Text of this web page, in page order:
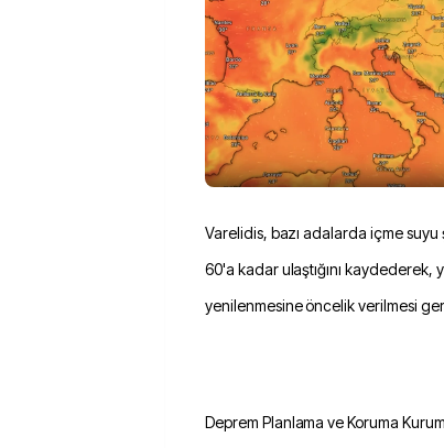
Varelidis, bazı adalarda içme
60'a kadar ulaştığını kaydederek,
yenilenmesine öncelik verilmesi
Deprem Planlama ve Koruma